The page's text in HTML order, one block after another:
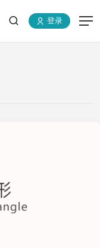
登录